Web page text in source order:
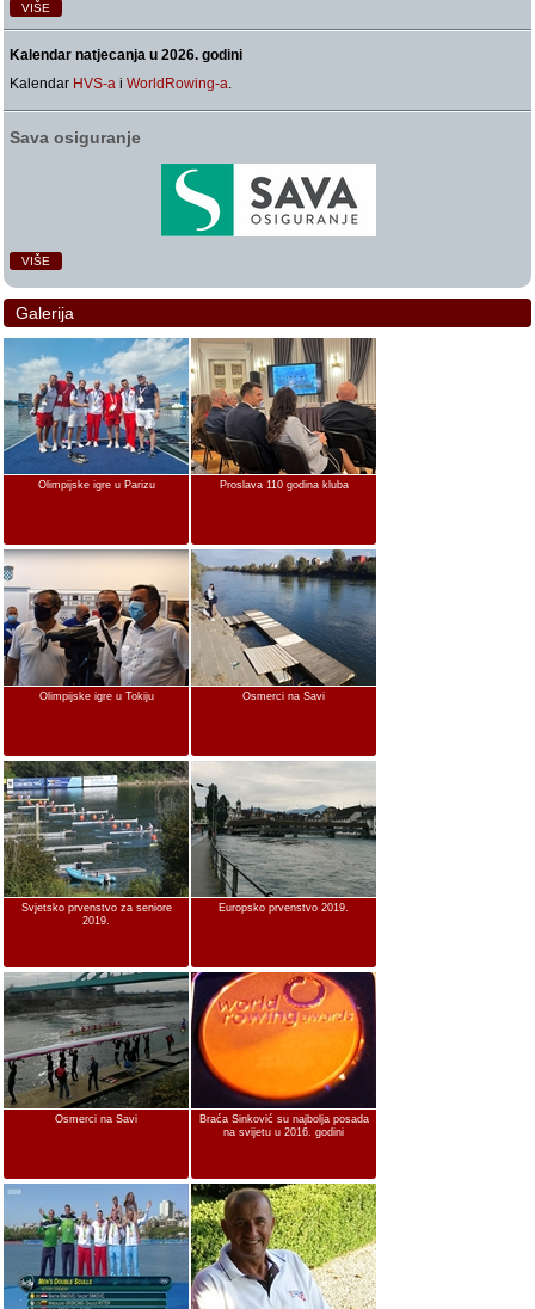
VIŠE
Kalendar natjecanja u 2026. godini
Kalendar HVS-a iWorldRowing-a.
Sava osiguranje
VIŠE
Galerija
Olimpijske igre u Parizu Proslava 110 godina kluba
Olimpijske igre u Tokiju Osmerci na Savi
Svjetsko prvenstvo za seniore
2019.
Europsko prvenstvo 2019.
Osmerci na Savi
Braća Sinković su najbolja posada
na svijetu u 2016. godini